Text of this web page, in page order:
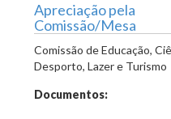
Apreciação pela
Comissão/Mesa
Comissão de Educação,
Desporto, Lazer e Turismo
Documentos: